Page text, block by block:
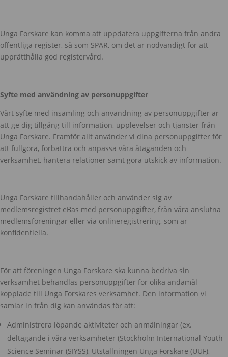
Unga Forskare kan komma att uppdatera uppgifterna från andra
offentliga register, så som SPAR, om det är nödvändigt för att
upprätthålla god registervård.
Syfte med användning av personuppgifter
Vårt syfte med insamling och användning av personuppgifter är
att ge dig tillgång till information, upplevelser och tjänster från
Unga Forskare. Framför allt använder vi dina personuppgifter för
att fullgöra, förbättra och anpassa våra åtaganden och
verksamhet, hantera relationer samt göra utskick av information.
Unga Forskare tillhandahåller och använder sig av
medlemsregistret eBas med personuppgifter, från våra anslutna
medlemsföreningar eller via onlineregistrering, som är
konfidentiella.
För att föreningen Unga Forskare ska kunna bedriva sin
verksamhet behandlas personuppgifter för olika ändamål
kopplade till Unga Forskares verksamhet. Den information vi
samlar in från dig kan användas för att:
Administrera löpande aktiviteter och anmälningar (ex.
deltagande i våra verksamheter (Stockholm International Youth
Science Seminar (SIYSS), Utställningen Unga Forskare (UUF),